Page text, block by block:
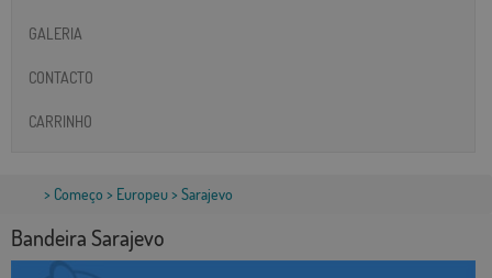
GALERIA
CONTACTO
CARRINHO
> Começo > Europeu> Sarajevo
Bandeira Sarajevo